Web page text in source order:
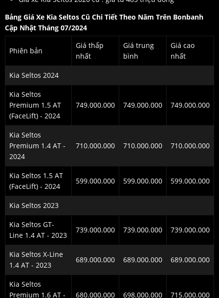
Bảng Giá Xe Kia Seltos Cũ Chi Tiết Theo Năm Trên Bonbanh
Cập Nhật Tháng 07/2024
Phiên bản
Giá thấp
nhất
Giá trung
bình
Giá cao
nhất
Kia Seltos 2024
Kia Seltos
Premium 1.5 AT
(FaceLift) - 2024
749.000.000 749.000.000 749.000.000
Kia Seltos
Premium 1.4 AT -
2024
710.000.000 710.000.000 710.000.000
Kia Seltos 1.5 AT
(FaceLift) - 2024
599.000.000 599.000.000 599.000.000
Kia Seltos 2023
Kia Seltos GT-
Line 1.4 AT - 2023
739.000.000 739.000.000 739.000.000
Kia Seltos X-Line
1.4 AT - 2023
689.000.000 689.000.000 689.000.000
Kia Seltos
Premium 1.6 AT -
680.000.000 698.000.000 715.000.000